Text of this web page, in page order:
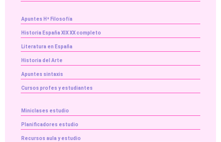
Apuntes Hª Filosofía
Historia España XIX XX completo
Literatura en España
Historia del Arte
Apuntes sintaxis
Cursos profes y estudiantes
Miniclases estudio
Planificadores estudio
Recursos aula y estudio